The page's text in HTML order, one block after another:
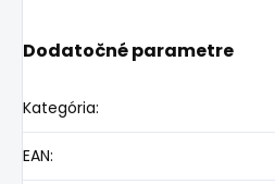
Dodatočné parametre
Kategória:
EAN: